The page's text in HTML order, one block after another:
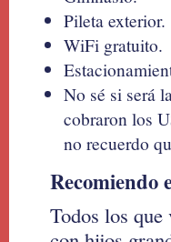
Pileta exterior.
WiFi gratuito.
No sé si será
cobraron los
no recuerdo
Recomiendo
Todos los